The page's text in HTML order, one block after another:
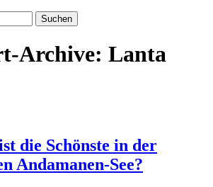
Archive: Lanta
die Schönste in der
Andamanen-See?